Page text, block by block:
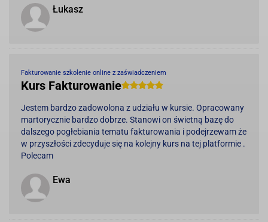
Łukasz
Fakturowanie szkolenie online z zaświadczeniem
Kurs Fakturowanie
Jestem bardzo zadowolona z udziału w kursie. Opracowany
martorycznie bardzo dobrze. Stanowi on świetną bazę do
dalszego pogłebiania tematu fakturowania i podejrzewam że
w przyszłości zdecyduje się na kolejny kurs na tej platformie .
Polecam
Ewa